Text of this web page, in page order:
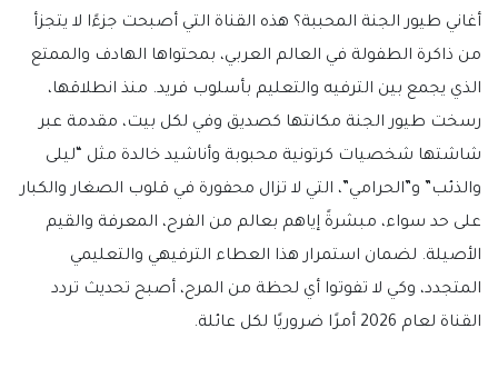
أغاني طيور الجنة المحببة؟ هذه القناة التي أصبحت جزءًا لا يتجزأ
من ذاكرة الطفولة في العالم العربي، بمحتواها الهادف والممتع
الذي يجمع بين الترفيه والتعليم بأسلوب فريد. منذ انطلاقها،
رسخت طيور الجنة مكانتها كصديق وفي لكل بيت، مقدمة عبر
شاشتها شخصيات كرتونية محبوبة وأناشيد خالدة مثل “ليلى
والذئب” و”الحرامي”، التي لا تزال محفورة في قلوب الصغار والكبار
على حد سواء، مبشرةً إياهم بعالم من الفرح، المعرفة والقيم
الأصيلة. لضمان استمرار هذا العطاء الترفيهي والتعليمي
المتجدد، وكي لا تفوتوا أي لحظة من المرح، أصبح تحديث تردد
القناة لعام 2026 أمرًا ضروريًا لكل عائلة.